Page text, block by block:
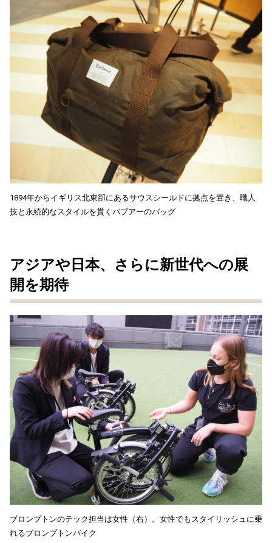
1894年からイギリス北東部にあるサウスシールドに拠点を置き、職人
技と永続的なスタイルを貫くバブアーのバッグ
アジアや日本、さらに新世代への展
開を期待
ブロンプトンのテック担当は女性（右）。女性でもスタイリッシュに乗
れるブロンプトンバイク